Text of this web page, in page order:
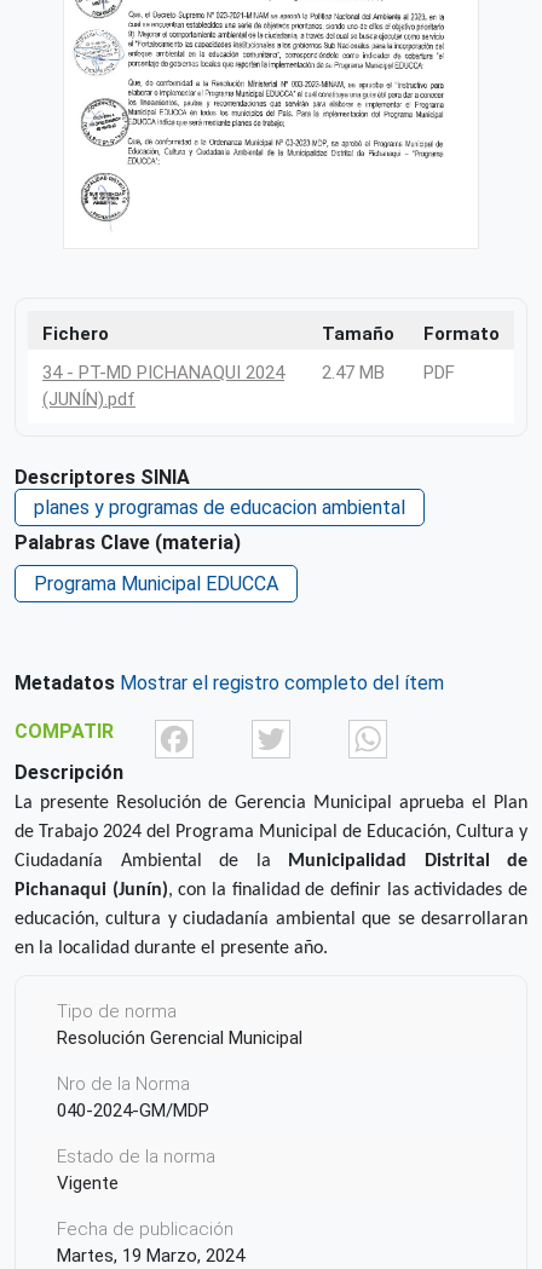
Fichero Tamaño
Formato
34 - PT-MD PICHANAQUI 2024
(JUNÍN).pdf
2.47 MB PDF
Descriptores SINIA
planes y programas de educacion ambiental
Palabras Clave (materia)
Programa Municipal EDUCCA
Metadatos Mostrar el registro completo del ítem
COMPATIR FacebookTwitter
Descripción
La presente Resolución de Gerencia Municipal aprueba el Plan
de Trabajo 2024 del Programa Municipal de Educación, Cultura y
Ciudadanía Ambiental de la Municipalidad Distrital de
Pichanaqui (Junín), con la finalidad de definir las actividades de
educación, cultura y ciudadanía ambiental que se desarrollaran
en la localidad durante el presente año.
Tipo de norma
Resolución Gerencial Municipal
Nro de la Norma
040-2024-GM/MDP
Estado de la norma
Vigente
Fecha de publicación
Martes, 19 Marzo, 2024